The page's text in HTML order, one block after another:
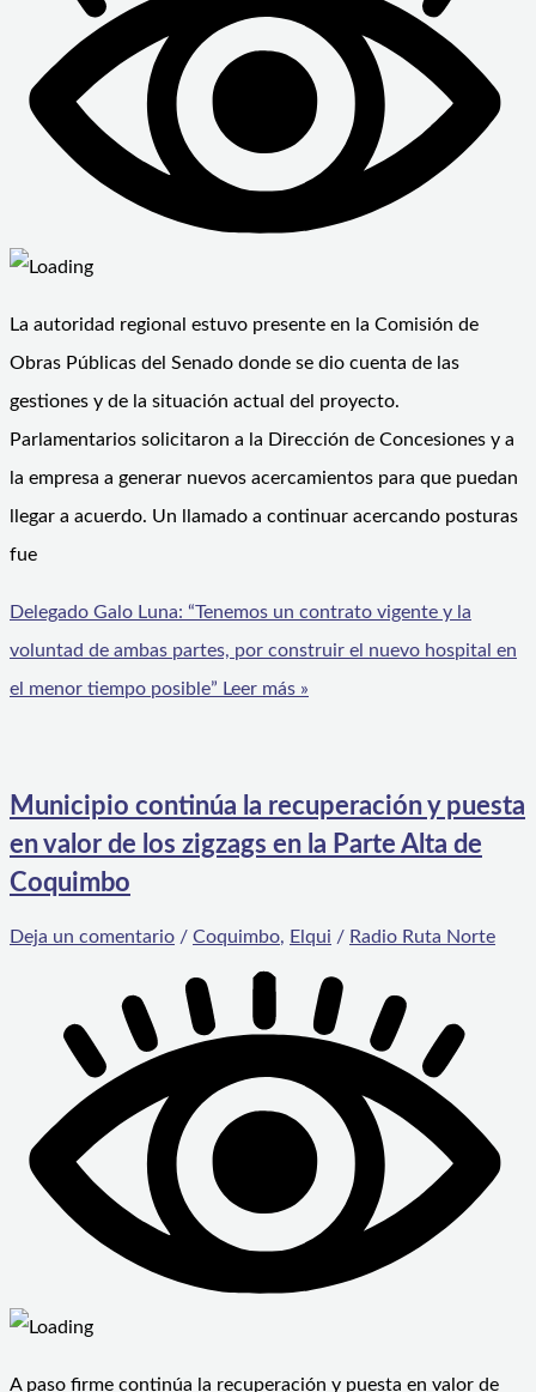
La autoridad regional estuvo presente en la Comisión de
Obras Públicas del Senado donde se dio cuenta de las
gestiones y de la situación actual del proyecto.
Parlamentarios solicitaron a la Dirección de Concesiones y a
la empresa a generar nuevos acercamientos para que puedan
llegar a acuerdo. Un llamado a continuar acercando posturas
fue
Delegado Galo Luna: “Tenemos un contrato vigente y la
voluntad de ambas partes, por construir el nuevo hospital en
el menor tiempo posible” Leer más »
Municipio continúa la recuperación y puesta
en valor de los zigzags en la Parte Alta de
Coquimbo
Deja un comentario / Coquimbo, Elqui / Radio Ruta Norte
A paso firme continúa la recuperación y puesta en valor de